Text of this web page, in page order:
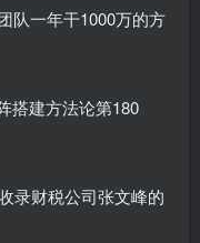
队一年干1000万的方
搭建方法论第180
录财税公司张文峰的